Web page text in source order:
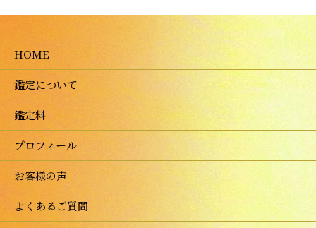
HOME
鑑定について
鑑定料
プロフィール
お客様の声
よくあるご質問